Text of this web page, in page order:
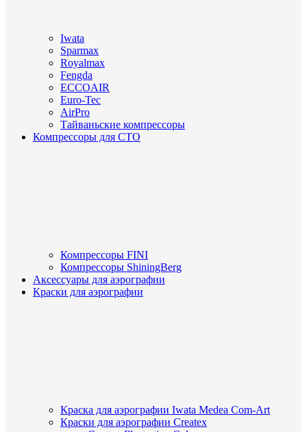
Iwata
Sparmax
Royalmax
Fengda
ECCOAIR
Euro-Tec
AirPro
Тайваньские компрессоры
Компрессоры для СТО
Компрессоры FINI
Компрессоры ShiningBerg
Аксессуары для аэрографии
Краски для аэрографии
Краска для аэрографии Iwata Medea Com-Art
Краски для аэрографии Createx